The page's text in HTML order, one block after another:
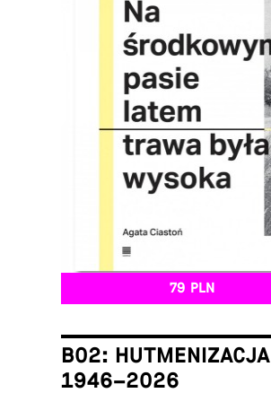
79 PLN
B02: HUTMENIZACJA
1946–2026